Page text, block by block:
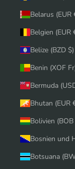
Belarus (EUR
Belgien (EUR
Belize (BZD $)
Benin (XOF
Bermuda
Bhutan (EUR
Bolivien (BOB
Bosnien und
Botsuana